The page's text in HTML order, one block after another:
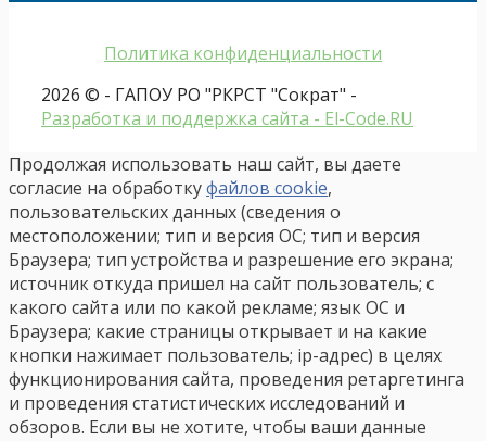
Политика конфиденциальности
2026 © - ГАПОУ РО "РКРСТ "Сократ" -
Разработка и поддержка сайта - El-Code.RU
Продолжая использовать наш сайт, вы даете
согласие на обработкуфайлов cookie,
пользовательских данных (сведения о
местоположении; тип и версия ОС; тип и версия
Браузера; тип устройства и разрешение его экрана;
источник откуда пришел на сайт пользователь; с
какого сайта или по какой рекламе; язык ОС и
Браузера; какие страницы открывает и на какие
кнопки нажимает пользователь; ip-адрес) в целях
функционирования сайта, проведения ретаргетинга
и проведения статистических исследований и
обзоров. Если вы не хотите, чтобы ваши данные